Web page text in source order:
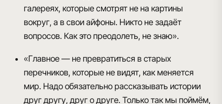
галереях, которые смотрят не на картины
вокруг, а в свои айфоны. Никто не задаёт
вопросов. Как это преодолеть, не знаю».
«Главное — не превратиться в старых
перечников, которые не видят, как меняется
мир. Надо обязательно рассказывать истории
друг другу, друг о друге. Только так мы поймём,